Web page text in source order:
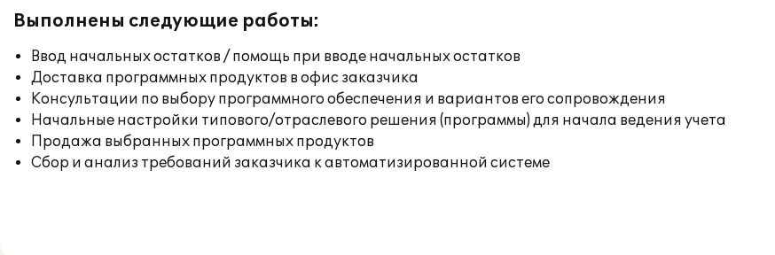
Выполнены следующие работы:
Ввод начальных остатков / помощь при вводе начальных остатков
Доставка программных продуктов в офис заказчика
Консультации по выбору программного обеспечения и вариантов его сопровождения
Начальные настройки типового/отраслевого решения (программы) для начала ведения учета
Продажа выбранных программных продуктов
Сбор и анализ требований заказчика к автоматизированной системе